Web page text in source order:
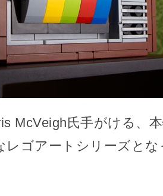
McVeigh氏手がける、
レゴアートシリーズと